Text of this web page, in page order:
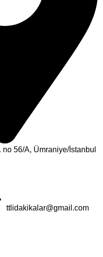
56/A, Ümraniye/İstanbul
ttlidakikalar@gmail.com